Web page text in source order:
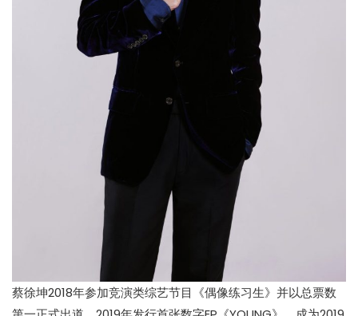
蔡徐坤2018年参加竞演类综艺节目《偶像练习生》并以总票数